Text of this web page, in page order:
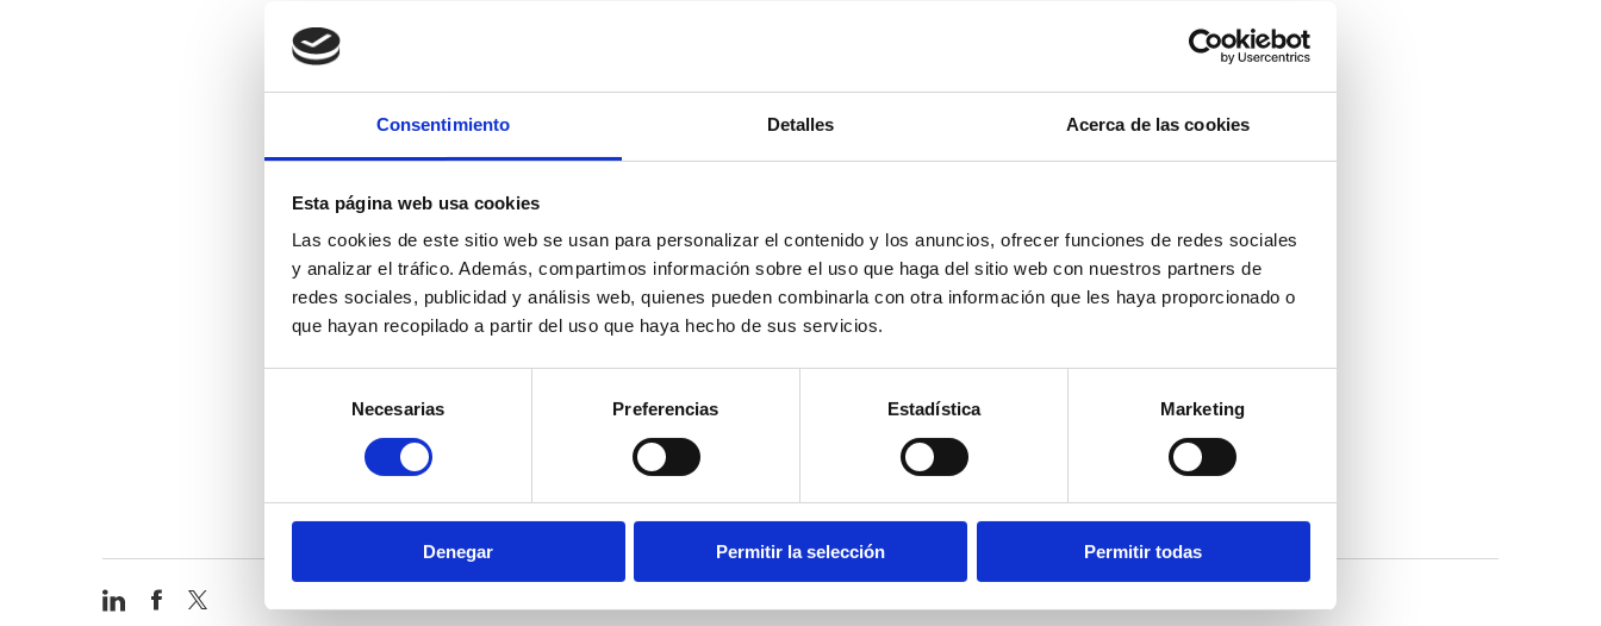
Consentimiento Detalles Acerca de las cookies
Esta página web usa cookies
Las cookies de este sitio web se usan para personalizar el contenido y los anuncios, ofrecer funciones de redes sociales
y analizar el tráfico. Además, compartimos información sobre el uso que haga del sitio web con nuestros partners de
redes sociales, publicidad y análisis web, quienes pueden combinarla con otra información que les haya proporcionado o
que hayan recopilado a partir del uso que haya hecho de sus servicios.
consentimiento
Necesarias Preferencias Estadística Marketing
Denegar Permitir la selección Permitir todas
singulares. En este sentido, se ensalzan las iniciativas desarrolladas a través de la marca de calidad de la
Tanto el presidente de la Diputación como la diputada de Turismo, por otro lado, han puesto también en valor
se están realizando por seguir avanzando como destino seguro y de calidad en el mercado turístico. Es el caso
del Parc Natural Valltorta Gasulla, que ha recibido el premio en la modalidad ‘al turismo sostenible’ por
contribuir al crecimiento económico sostenible, la generación de empleo y reducción de pobreza, el uso
eficiente de recursos y la protección del medio ambiente, además de fomentar los valores culturales y la
diversidad del patrimonio.
Cooperativa Viver por desarrollar proyectos de investigación que comportan un incremento de la
competitividad del sector turístico valenciano”.